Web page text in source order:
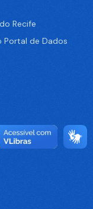
Recife
Portal de Dados